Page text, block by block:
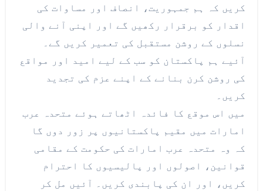
کریں کہ ہم جمہوریت، انصاف اور مساوات کی
اقدار کو برقرار رکھیں گے اور اپنی آنے والی
نسلوں کے روشن مستقبل کی تعمیر کریں گے۔
آئیے ہم پاکستان کو سب کے لیے امید اور مواقع
کی روشن کرن بنانے کے اپنے عزم کی تجدید
کریں۔
میں اس موقع کا فائدہ اٹھاتے ہوئے متحدہ عرب
امارات میں مقیم پاکستانیوں پر زور دوں گا
کہ وہ متحدہ عرب امارات کی حکومت کے مقامی
قوانین، اصولوں اور پالیسیوں کا احترام
کریں، اور ان کی پابندی کریں۔ آئیں مل کر